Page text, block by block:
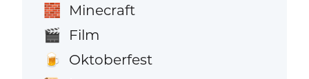
🧱 Minecraft
🎬 Film
🍺 Oktoberfest